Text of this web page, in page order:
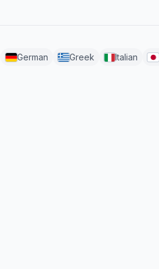
German Greek Italian